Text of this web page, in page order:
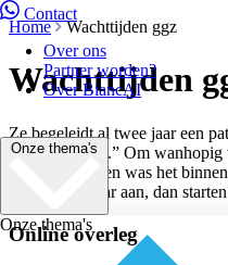
Contact
Over ons
Partner worden?
Over BiancAI
Onze thema's
Onze thema's
Home Wachttijden ggz
Wachttijden
Ze begeleidt al twee jaar een
inclusiecriteria.” Om
Eemland. “Toen was het
Meld hem maar aan, dan
Online overleg